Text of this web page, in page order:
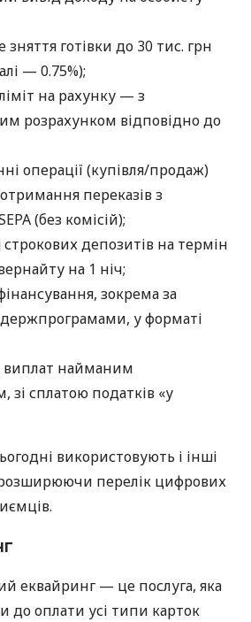
готівки до 30 тис. грн
— 0.75%);
на рахунку — з
розрахунком відповідно до
операції (купівля/продаж)
переказів з
(без комісій);
депозитів на термін
на 1 ніч;
зокрема за
у форматі
виплат найманим
зі сплатою податків «у
використовують і інші
перелік цифрових
еквайринг — це послуга, яка
до оплати усі типи карток